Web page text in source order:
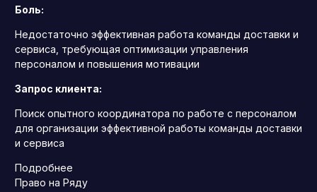
Боль:
Недостаточно эффективная работа команды доставки и
сервиса, требующая оптимизации управления
персоналом и повышения мотивации
Запрос клиента:
Поиск опытного координатора по работе с персоналом
для организации эффективной работы команды доставки
и сервиса
Подробнее
Право на Ряду